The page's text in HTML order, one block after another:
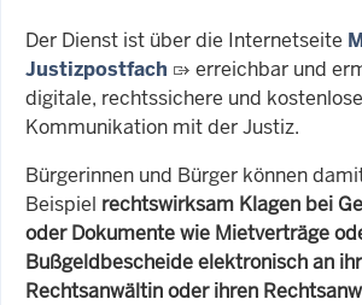
Der Dienst ist über die Internetseite
Justizpostfach
erreichbar und
digitale, rechtssichere und kostenlose
Kommunikation mit der Justiz.
Bürgerinnen und Bürger können
Beispiel rechtswirksam Klagen bei
oder Dokumente wie Mietverträge
Bußgeldbescheide elektronisch an
Rechtsanwältin oder ihren